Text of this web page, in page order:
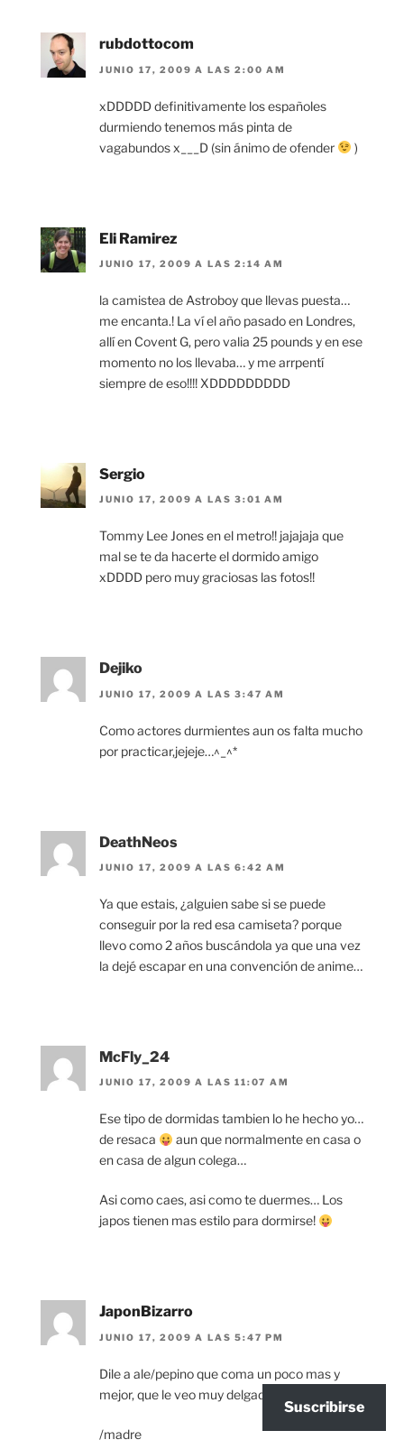
rubdottocom
JUNIO 17, 2009 A LAS 2:00 AM
xDDDDD definitivamente los españoles
durmiendo tenemos más pinta de
vagabundos x___D (sin ánimo de ofender
)
Eli Ramirez
JUNIO 17, 2009 A LAS 2:14 AM
la camistea de Astroboy que llevas puesta…
me encanta.! La ví el año pasado en Londres,
allí en Covent G, pero valia 25 pounds y en ese
momento no los llevaba… y me arrpentí
siempre de eso!!!! XDDDDDDDDD
Sergio
JUNIO 17, 2009 A LAS 3:01 AM
Tommy Lee Jones en el metro!! jajajaja que
mal se te da hacerte el dormido amigo
xDDDD pero muy graciosas las fotos!!
Dejiko
JUNIO 17, 2009 A LAS 3:47 AM
Como actores durmientes aun os falta mucho
por practicar,jejeje…^_^*
DeathNeos
JUNIO 17, 2009 A LAS 6:42 AM
Ya que estais, ¿alguien sabe si se puede
conseguir por la red esa camiseta? porque
llevo como 2 años buscándola ya que una vez
la dejé escapar en una convención de anime…
McFly_24
JUNIO 17, 2009 A LAS 11:07 AM
Ese tipo de dormidas tambien lo he hecho yo…
de resaca
aun que normalmente en casa o
en casa de algun colega…
Asi como caes, asi como te duermes… Los
japos tienen mas estilo para dormirse!
JaponBizarro
JUNIO 17, 2009 A LAS 5:47 PM
Dile a ale/pepino que coma un poco mas y
mejor, que le veo muy delgado!
/madre
Suscribirse